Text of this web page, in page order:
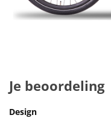
Je beoordeling
Design